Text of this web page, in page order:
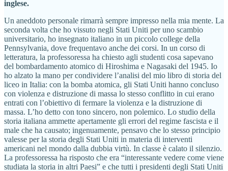
inglese.
Un aneddoto personale rimarrà sempre impresso nella mia mente. La
seconda volta che ho vissuto negli Stati Uniti per uno scambio
universitario, ho insegnato italiano in un piccolo college della
Pennsylvania, dove frequentavo anche dei corsi. In un corso di
letteratura, la professoressa ha chiesto agli studenti cosa sapevano
del bombardamento atomico di Hiroshima e Nagasaki del 1945. Io
ho alzato la mano per condividere l’analisi del mio libro di storia del
liceo in Italia: con la bomba atomica, gli Stati Uniti hanno concluso
con violenza e distruzione di massa lo stesso conflitto in cui erano
entrati con l’obiettivo di fermare la violenza e la distruzione di
massa. L’ho detto con tono sincero, non polemico. Lo studio della
storia italiana ammette apertamente gli errori del regime fascista e il
male che ha causato; ingenuamente, pensavo che lo stesso principio
valesse per la storia degli Stati Uniti in materia di interventi
americani nel mondo dalla dubbia virtù. In classe è calato il silenzio.
La professoressa ha risposto che era “interessante vedere come viene
studiata la storia in altri Paesi” e che tutti i presidenti degli Stati Uniti